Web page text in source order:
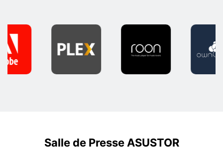
Salle de Presse ASUSTOR